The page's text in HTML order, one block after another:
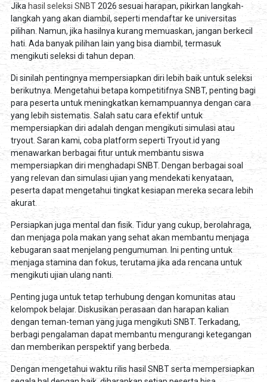
Jika hasil seleksi SNBT2026 sesuai harapan, pikirkan langkah-
langkah yang akan diambil, seperti mendaftar ke universitas
pilihan. Namun, jika hasilnya kurang memuaskan, jangan berkecil
hati. Ada banyak pilihan lain yang bisa diambil, termasuk
mengikuti seleksi di tahun depan.
Di sinilah pentingnya mempersiapkan diri lebih baik untuk seleksi
berikutnya. Mengetahui betapa kompetitifnya SNBT, penting bagi
para peserta untuk meningkatkan kemampuannya dengan cara
yang lebih sistematis. Salah satu cara efektif untuk
mempersiapkan diri adalah dengan mengikuti simulasi atau
tryout. Saran kami, coba platform seperti Tryout.id yang
menawarkan berbagai fitur untuk membantu siswa
mempersiapkan diri menghadapi SNBT. Dengan berbagai soal
yang relevan dan simulasi ujian yang mendekati kenyataan,
peserta dapat mengetahui tingkat kesiapan mereka secara lebih
akurat.
Persiapkan juga mental dan fisik. Tidur yang cukup, berolahraga,
dan menjaga pola makan yang sehat akan membantu menjaga
kebugaran saat menjelang pengumuman. Ini penting untuk
menjaga stamina dan fokus, terutama jika ada rencana untuk
mengikuti ujian ulang nanti.
Penting juga untuk tetap terhubung dengan komunitas atau
kelompok belajar. Diskusikan perasaan dan harapan kalian
dengan teman-teman yang juga mengikuti SNBT. Terkadang,
berbagi pengalaman dapat membantu mengurangi ketegangan
dan memberikan perspektif yang berbeda.
Dengan mengetahui waktu rilis hasil SNBT serta mempersiapkan